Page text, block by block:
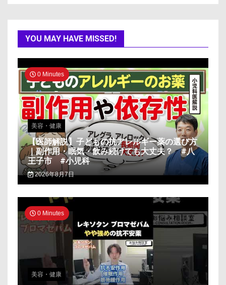
YOU MAY HAVE MISSED!
0 Minutes
美容・健康
【医師解説】子どもの抗アレルギー薬の選び方
｜副作用・眠気・飲み続けても大丈夫？ #八
王子市 #小児科
2026年8月7日
0 Minutes
美容・健康